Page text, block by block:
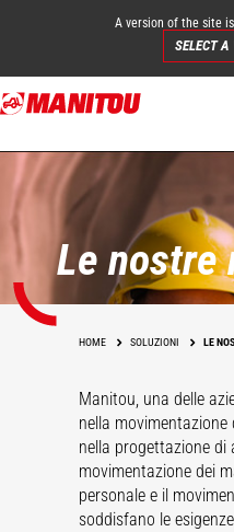
Salta
al
principale
A version of the site
SELECT A
Le nostre
HOME SOLUZIONI LE
Manitou, una delle
nella movimentazione
nella progettazione di
movimentazione dei
personale e il
soddisfano le